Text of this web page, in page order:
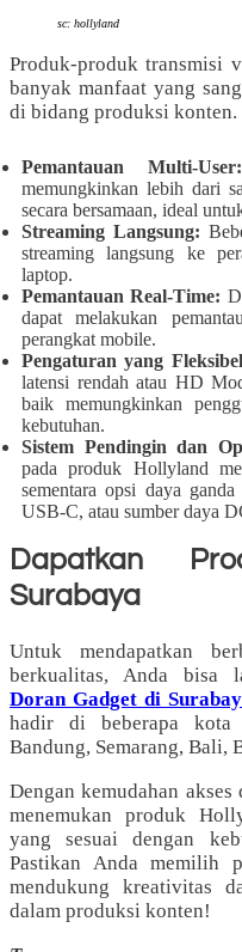
sc: hollyland
Produk-produk transmisi
banyak manfaat yang
di bidang produksi
Pemantauan Multi-
memungkinkan lebih dari
secara bersamaan, ideal
Streaming Langsung:
streaming langsung ke
laptop.
Pemantauan Real-Time:
dapat melakukan
perangkat mobile.
Pengaturan yang
latensi rendah atau HD
baik memungkinkan
kebutuhan.
Sistem Pendingin dan
pada produk Hollyland
sementara opsi daya
USB-C, atau sumber daya
Dapatkan
Surabaya
Untuk mendapatkan
berkualitas, Anda bisa
Doran Gadget di
hadir di beberapa kota
Bandung, Semarang, Bali,
Dengan kemudahan
menemukan produk
yang sesuai dengan
Pastikan Anda memilih
mendukung kreativitas
dalam produksi konten!